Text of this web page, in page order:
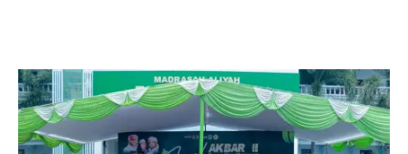
u
s
a